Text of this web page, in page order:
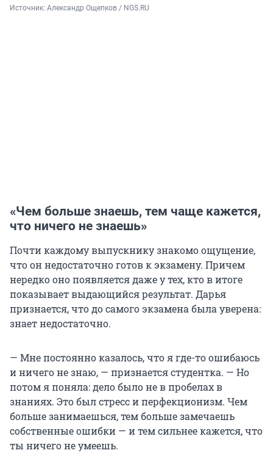
Источник: Александр Ощепков / NGS.RU
«Чем больше знаешь, тем чаще кажется,
что ничего не знаешь»
Почти каждому выпускнику знакомо ощущение,
что он недостаточно готов к экзамену. Причем
нередко оно появляется даже у тех, кто в итоге
показывает выдающийся результат. Дарья
признается, что до самого экзамена была уверена:
знает недостаточно.
— Мне постоянно казалось, что я где-то ошибаюсь
и ничего не знаю, — признается студентка. — Но
потом я поняла: дело было не в пробелах в
знаниях. Это был стресс и перфекционизм. Чем
больше занимаешься, тем больше замечаешь
собственные ошибки — и тем сильнее кажется, что
ты ничего не умеешь.